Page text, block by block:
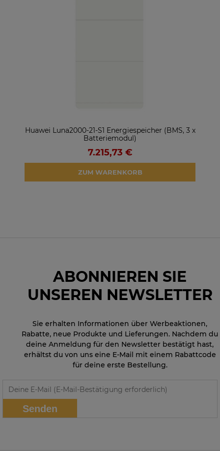
Huawei Luna2000-21-S1 Energiespeicher (BMS, 3 x
Batteriemodul)
7.215,73 €
ZUM WARENKORB
ABONNIEREN SIE
UNSEREN NEWSLETTER
Sie erhalten Informationen über Werbeaktionen,
Rabatte, neue Produkte und Lieferungen. Nachdem du
deine Anmeldung für den Newsletter bestätigt hast,
erhältst du von uns eine E-Mail mit einem Rabattcode
für deine erste Bestellung.
Senden